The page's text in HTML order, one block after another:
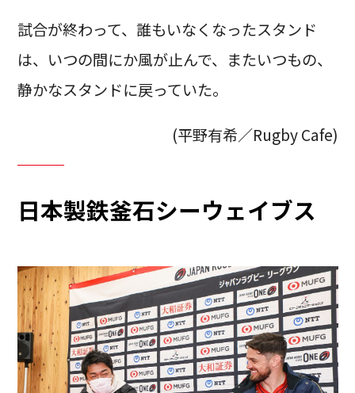
試合が終わって、誰もいなくなったスタンド
は、いつの間にか風が止んで、またいつもの、
静かなスタンドに戻っていた。
(平野有希／Rugby Cafe)
日本製鉄釜石シーウェイブス